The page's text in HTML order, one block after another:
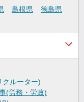
島根県
徳島県
クルーター)
(労務・労政)